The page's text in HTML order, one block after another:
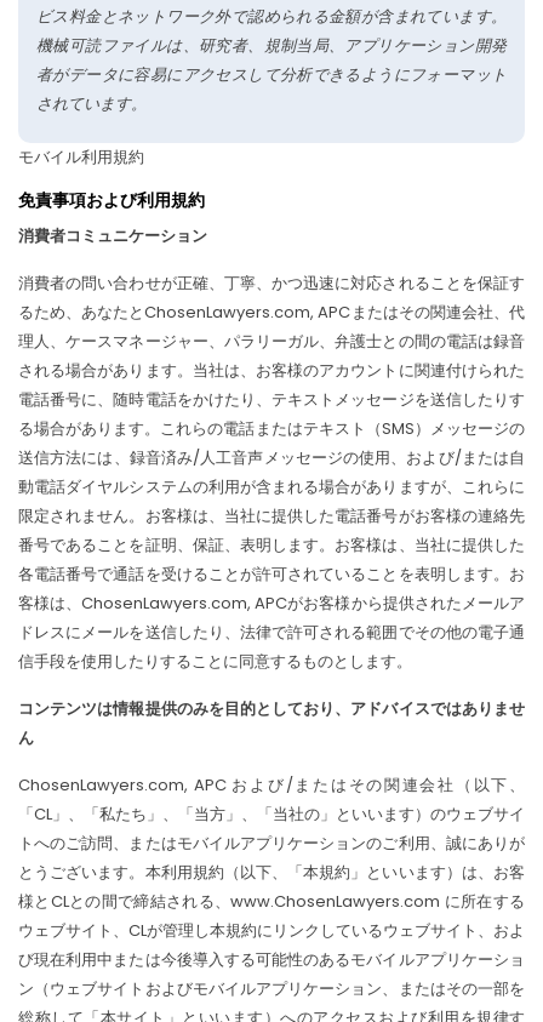
ビス料金とネットワーク外で認められる金額が含まれています。
機械可読ファイルは、研究者、規制当局、アプリケーション開発
者がデータに容易にアクセスして分析できるようにフォーマット
されています。
モバイル利用規約
免責事項および利用規約
消費者コミュニケーション
消費者の問い合わせが正確、丁寧、かつ迅速に対応されることを保証す
るため、あなたとChosenLawyers.com, APCまたはその関連会社、代
理人、ケースマネージャー、パラリーガル、弁護士との間の電話は録音
される場合があります。当社は、お客様のアカウントに関連付けられた
電話番号に、随時電話をかけたり、テキストメッセージを送信したりす
る場合があります。これらの電話またはテキスト（SMS）メッセージの
送信方法には、録音済み/人工音声メッセージの使用、および/または自
動電話ダイヤルシステムの利用が含まれる場合がありますが、これらに
限定されません。お客様は、当社に提供した電話番号がお​​客様の連絡先
番号であることを証明、保証、表明します。お客様は、当社に提供した
各電話番号で通話を受けることが許可されていることを表明します。お
客様は、ChosenLawyers.com, APCがお​​客様から提供されたメールア
ドレスにメールを送信したり、法律で許可される範囲でその他の電子通
信手段を使用したりすることに同意するものとします。
コンテンツは情報提供のみを目的としており、アドバイスではありませ
ん
ChosenLawyers.com, APC および/またはその関連会社（以下、
「CL」、「私たち」、「当方」、「当社の」といいます）のウェブサイ
トへのご訪問、またはモバイルアプリケーションのご利用、誠にありが
とうございます。本利用規約（以下、「本規約」といいます）は、お客
様とCLとの間で締結される、www.ChosenLawyers.com に所在する
ウェブサイト、CLが管理し本規約にリンクしているウェブサイト、およ
び現在利用中または今後導入する可能性のあるモバイルアプリケーショ
ン（ウェブサイトおよびモバイルアプリケーション、またはその一部を